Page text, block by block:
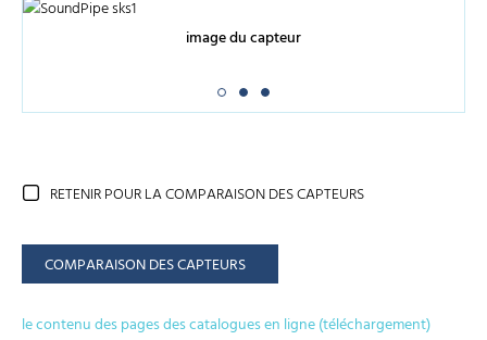
image du capteur
RETENIR POUR LA COMPARAISON DES CAPTEURS
COMPARAISON DES CAPTEURS
le contenu des pages des catalogues en ligne (téléchargement)